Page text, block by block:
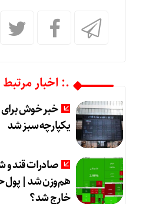
.: اخبار مرتبط
خبر خوش
یکپارچه سبز شد
صادرات قند
هم‌وزن شد | پول
خارج شد؟